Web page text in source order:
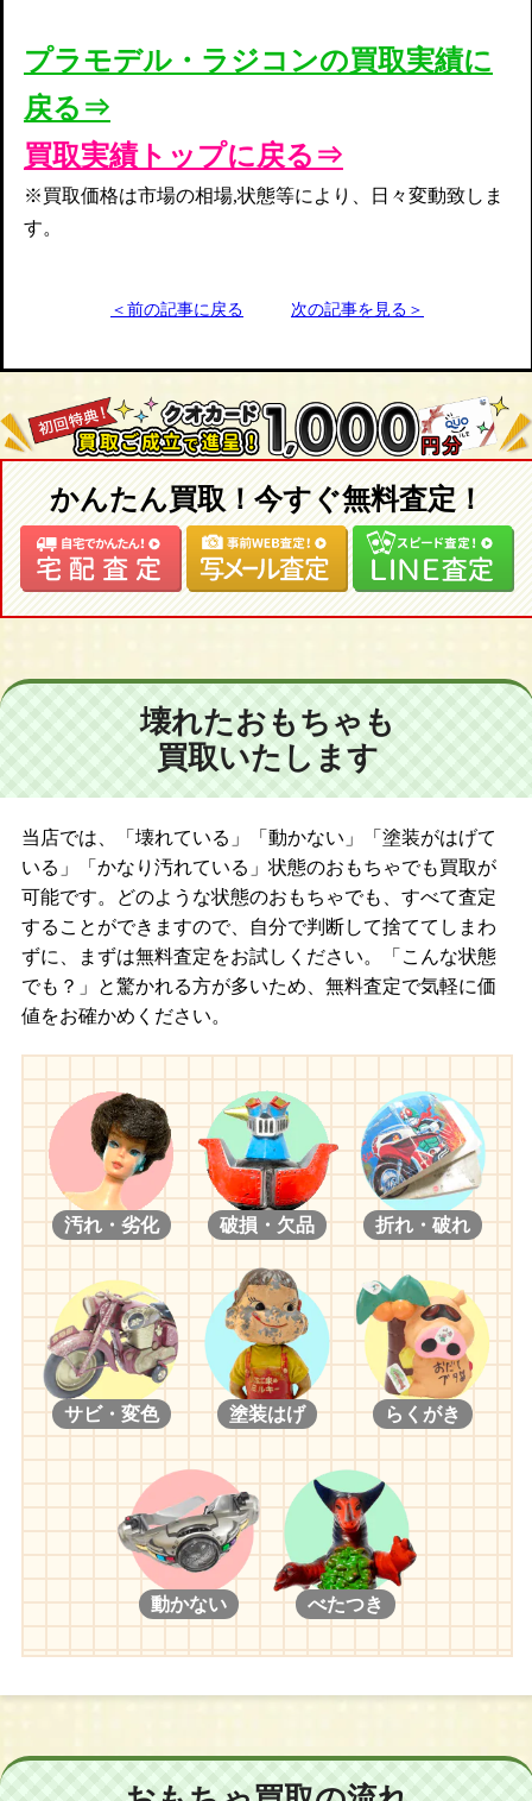
プラモデル・ラジコンの買取実績に
戻る⇒
買取実績トップに戻る⇒
※買取価格は市場の相場,状態等により、日々変動致しま
す。
＜前の記事に戻る 次の記事を見る＞
かんたん買取！今すぐ無料査定！
壊れたおもちゃも
買取いたします
当店では、「壊れている」「動かない」「塗装がはげて
いる」「かなり汚れている」状態のおもちゃでも買取が
可能です。どのような状態のおもちゃでも、すべて査定
することができますので、自分で判断して捨ててしまわ
ずに、まずは無料査定をお試しください。「こんな状態
でも？」と驚かれる方が多いため、無料査定で気軽に価
値をお確かめください。
汚れ・劣化 破損・欠品 折れ・破れ
サビ・変色 塗装はげ らくがき
動かない べたつき